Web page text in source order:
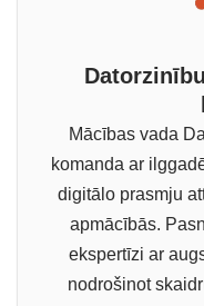
Mācības vada
komanda ar
digitālo prasmju
apmācībās.
ekspertīzi ar
nodrošinot